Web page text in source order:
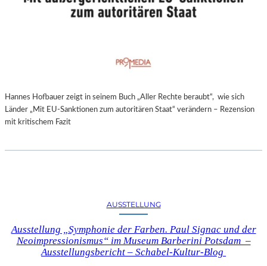
Hannes Hofbauer zeigt in seinem Buch „Aller Rechte beraubt“, wie sich
Länder „Mit EU-Sanktionen zum autoritären Staat“ verändern – Rezension
mit kritischem Fazit
AUSSTELLUNG
Ausstellung „Symphonie der Farben. Paul Signac und der
Neoimpressionismus“ im Museum Barberini Potsdam –
Ausstellungsbericht – Schabel-Kultur-Blog